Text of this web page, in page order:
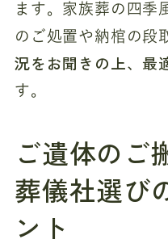
ます。家族葬の四季
のご処置や納棺の段
況をお聞きの上、最
す。
ご遺体のご
葬儀社選び
ント